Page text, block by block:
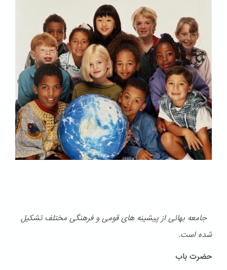
جامعه بهائی از پیشینه های قومی و فرهنگی مختلف تشكیل
شده است.
حضرت باب